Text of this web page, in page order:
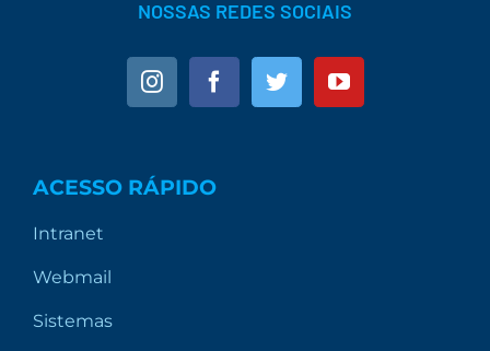
NOSSAS REDES SOCIAIS
ACESSO RÁPIDO
Intranet
Webmail
Sistemas